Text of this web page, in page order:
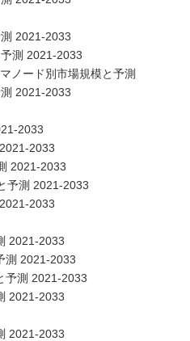
2021-2033
測 2021-2033
ノード別市場規模と予測
2021-2033
2033
2033
2021-2033
予測 2021-2033
2033
2021-2033
測 2021-2033
予測 2021-2033
2021-2033
2021-2033